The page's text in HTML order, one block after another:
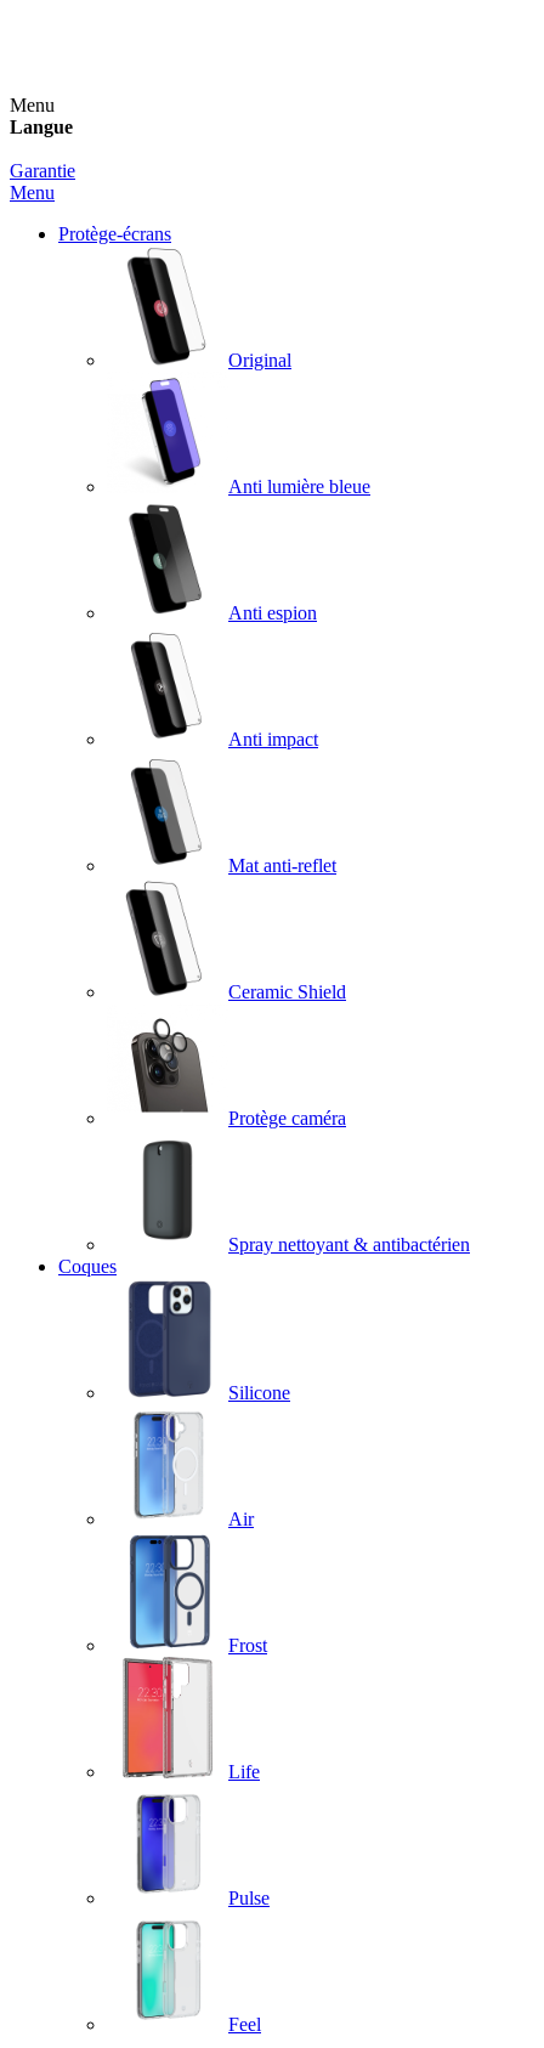
Menu
Langue
Garantie
Menu
Protège-écrans
Original
Anti lumière bleue
Anti espion
Anti impact
Mat anti-reflet
Ceramic Shield
Protège caméra
Spray nettoyant & antibactérien
Coques
Silicone
Air
Frost
Life
Pulse
Feel